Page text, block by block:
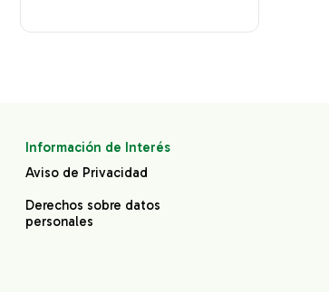
Información de Interés
Aviso de Privacidad
Derechos sobre datos
personales